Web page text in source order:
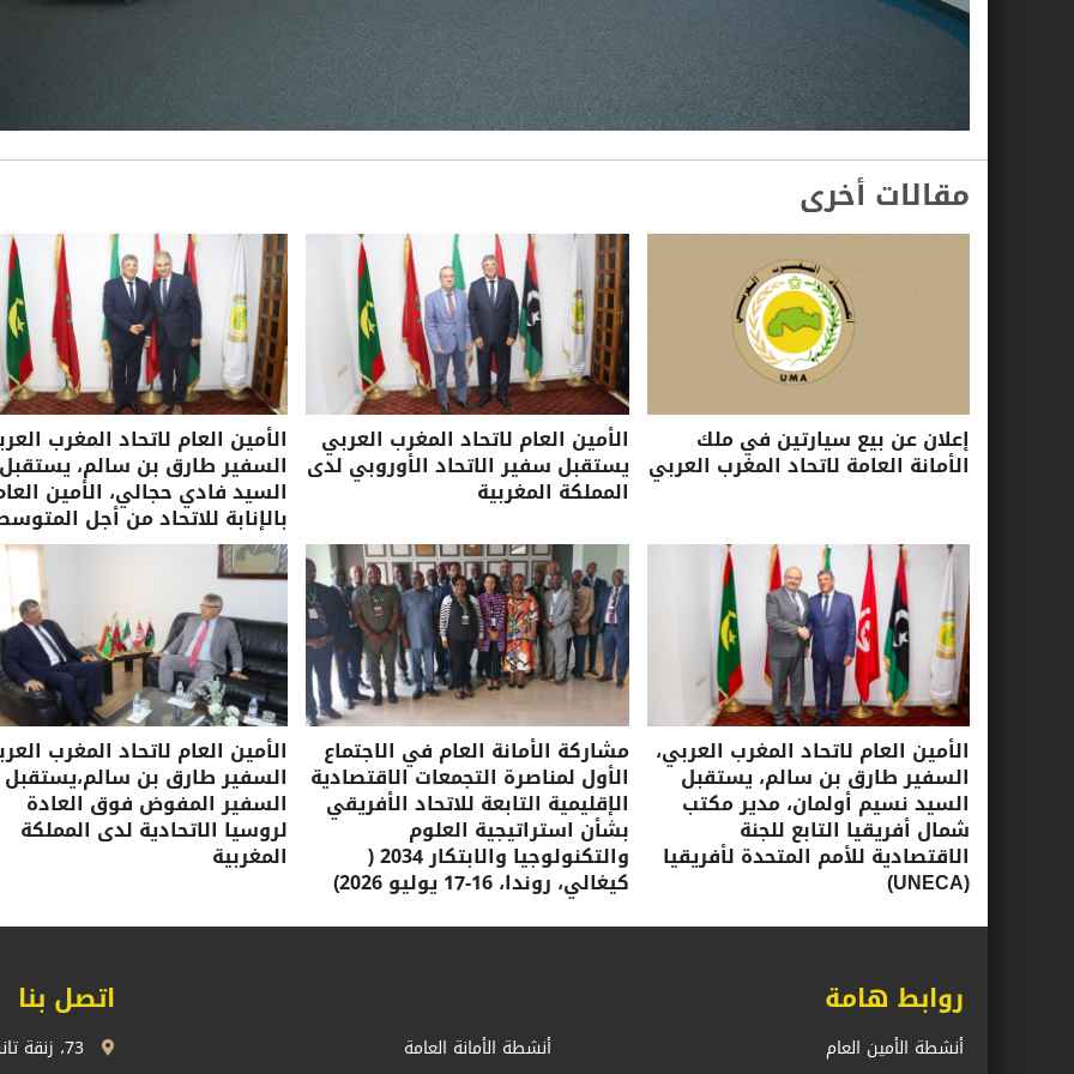
مقالات أخرى
إعلان عن بيع سيارتين في ملك
الأمانة العامة لاتحاد المغرب العربي
الأمين العام لاتحاد المغرب العربي
يستقبل سفير الاتحاد الأوروبي لدى
المملكة المغربية
الأمين العام لاتحاد المغرب
السفير طارق بن سالم، يستقبل
السيد فادي حجالي، الأمين
بالإنابة للاتحاد من أجل
الأمين العام لاتحاد المغرب العربي،
السفير طارق بن سالم، يستقبل
السيد نسيم أولمان، مدير مكتب
شمال أفريقيا التابع للجنة
الاقتصادية للأمم المتحدة لأفريقيا
(UNECA)
مشاركة الأمانة العام في الاجتماع
الأول لمناصرة التجمعات الاقتصادية
الإقليمية التابعة للاتحاد الأفريقي
بشأن استراتيجية العلوم
والتكنولوجيا والابتكار 2034 (
كيغالي، روندا، 16-17 يوليو 2026)
الأمين العام لاتحاد المغرب
السفير طارق بن سالم،يستقبل
السفير المفوض فوق العادة
لروسيا الاتحادية لدى المملكة
المغربية
روابط هامة
أنشطة الأمين العام أنشطة الأمانة العامة
اتصل بنا